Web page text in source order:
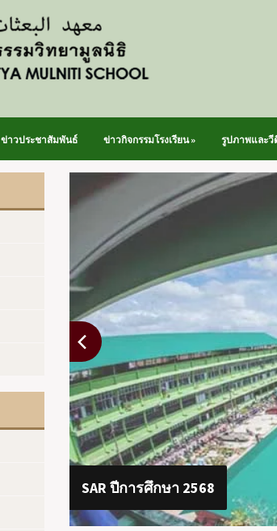
ข่าวประชาสัมพันธ์ ข่าวกิจกรรมโรงเรียน» รูปภาพและวี
SAR ปีการศึกษา 2568
ประชุมผู้ปกครอง และปฐมนิเท